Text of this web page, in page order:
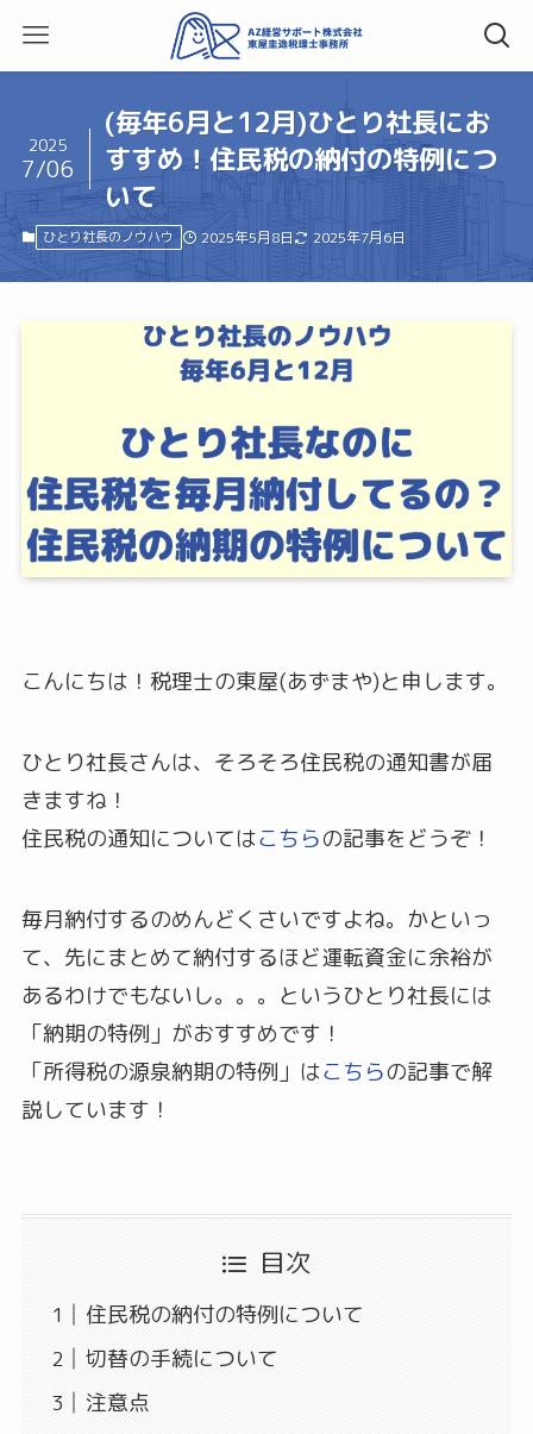
(毎年6月と12月)ひとり社長にお
すすめ！住民税の納付の特例につ
いて
2025
7/06
ひとり社長のノウハウ 2025年5月8日 2025年7月6日
こんにちは！税理士の東屋(あずまや)と申します。
ひとり社長さんは、そろそろ住民税の通知書が届
きますね！
住民税の通知についてはこちらの記事をどうぞ！
毎月納付するのめんどくさいですよね。かといっ
て、先にまとめて納付するほど運転資金に余裕が
あるわけでもないし。。。というひとり社長には
「納期の特例」がおすすめです！
「所得税の源泉納期の特例」はこちらの記事で解
説しています！
目次
住民税の納付の特例について
切替の手続について
注意点